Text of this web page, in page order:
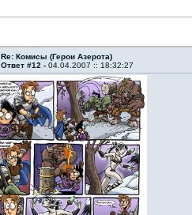
Re: Комисы (Герои Азерота)
Ответ #12 - 04.04.2007 :: 18:32:27